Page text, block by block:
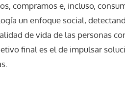
compramos e, incluso,
un enfoque social,
de vida de las personas
final es el de impulsar